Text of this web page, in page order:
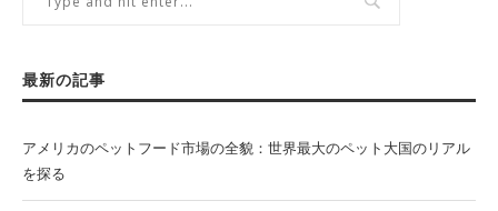
最新の記事
アメリカのペットフード市場の全貌：世界最大のペット大国のリアル
を探る